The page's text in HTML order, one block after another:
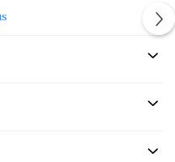
inghetata, copilul
si dezvoltand